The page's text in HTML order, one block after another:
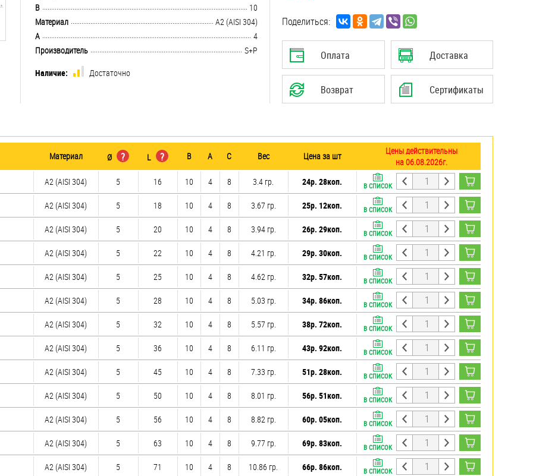
........................................................................................................................................................................................................
B
10
........................................................................................................................................................................................................
Материал
А2 (AISI 304)
........................................................................................................................................................................................................
A
4
........................................................................................................................................................................................................
Производитель
S+P
Наличие:
Достаточно
Поделиться:
Оплата Доставка
Возврат Сертификаты
Материал Ø ? L ? B A C Вес Цена за шт
Цены действительны
на 06.08.2026г.
А2 (AISI 304) 5 16 10 4 8 3.4 гр. 24р. 28коп. В СПИСОК
А2 (AISI 304) 5 18 10 4 8 3.67 гр. 25р. 12коп. В СПИСОК
А2 (AISI 304) 5 20 10 4 8 3.94 гр. 26р. 29коп. В СПИСОК
А2 (AISI 304) 5 22 10 4 8 4.21 гр. 29р. 30коп. В СПИСОК
А2 (AISI 304) 5 25 10 4 8 4.62 гр. 32р. 57коп. В СПИСОК
А2 (AISI 304) 5 28 10 4 8 5.03 гр. 34р. 86коп. В СПИСОК
А2 (AISI 304) 5 32 10 4 8 5.57 гр. 38р. 72коп. В СПИСОК
А2 (AISI 304) 5 36 10 4 8 6.11 гр. 43р. 92коп. В СПИСОК
А2 (AISI 304) 5 45 10 4 8 7.33 гр. 51р. 28коп. В СПИСОК
А2 (AISI 304) 5 50 10 4 8 8.01 гр. 56р. 51коп. В СПИСОК
А2 (AISI 304) 5 56 10 4 8 8.82 гр. 60р. 05коп. В СПИСОК
А2 (AISI 304) 5 63 10 4 8 9.77 гр. 69р. 83коп. В СПИСОК
А2 (AISI 304) 5 71 10 4 8 10.86 гр. 66р. 86коп. В СПИСОК